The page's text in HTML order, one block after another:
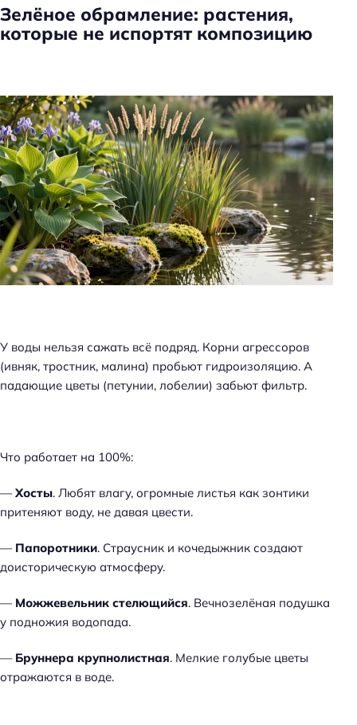
Зелёное обрамление: растения,
которые не испортят композицию
У воды нельзя сажать всё подряд. Корни агрессоров
(ивняк, тростник, малина) пробьют гидроизоляцию. А
падающие цветы (петунии, лобелии) забьют фильтр.
Что работает на 100%:
— Хосты. Любят влагу, огромные листья как зонтики
притеняют воду, не давая цвести.
— Папоротники. Страусник и кочедыжник создают
доисторическую атмосферу.
— Можжевельник стелющийся. Вечнозелёная подушка
у подножия водопада.
— Бруннера крупнолистная. Мелкие голубые цветы
отражаются в воде.